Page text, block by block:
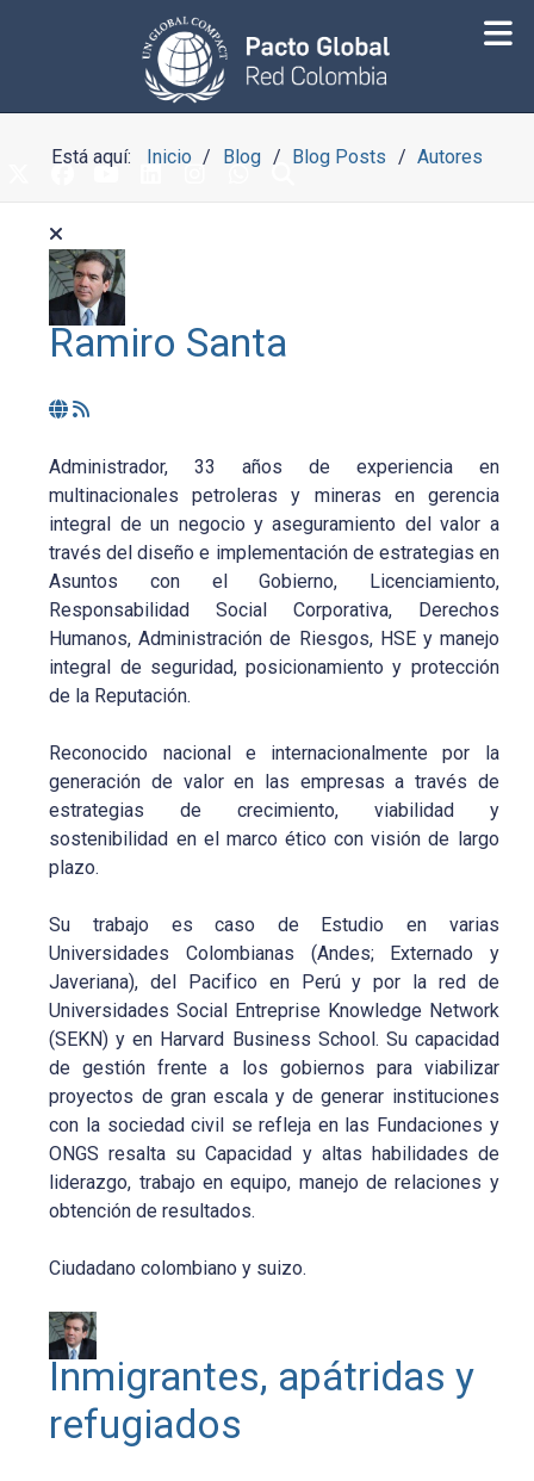
Está aquí: Inicio Blog Blog Posts Autores
Ramiro Santa
Administrador, 33 años de experiencia en
multinacionales petroleras y mineras en gerencia
integral de un negocio y aseguramiento del valor a
través del diseño e implementación de estrategias en
Asuntos con el Gobierno, Licenciamiento,
Responsabilidad Social Corporativa, Derechos
Humanos, Administración de Riesgos, HSE y manejo
integral de seguridad, posicionamiento y protección
de la Reputación.
Reconocido nacional e internacionalmente por la
generación de valor en las empresas a través de
estrategias de crecimiento, viabilidad y
sostenibilidad en el marco ético con visión de largo
plazo.
Su trabajo es caso de Estudio en varias
Universidades Colombianas (Andes; Externado y
Javeriana), del Pacifico en Perú y por la red de
Universidades Social Entreprise Knowledge Network
(SEKN) y en Harvard Business School. Su capacidad
de gestión frente a los gobiernos para viabilizar
proyectos de gran escala y de generar instituciones
con la sociedad civil se refleja en las Fundaciones y
ONGS resalta su Capacidad y altas habilidades de
liderazgo, trabajo en equipo, manejo de relaciones y
obtención de resultados.
Ciudadano colombiano y suizo.
Inmigrantes, apátridas y
refugiados